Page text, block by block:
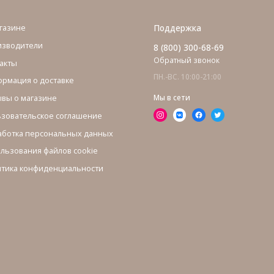
о доставке
о магазине
соглашение
персональных данных
файлов cookie
конфиденциальности
Поддержка
8 (800) 300-68-69
Обратный звонок
ПН.-ВС. 10:00-21:00
Мы в сети